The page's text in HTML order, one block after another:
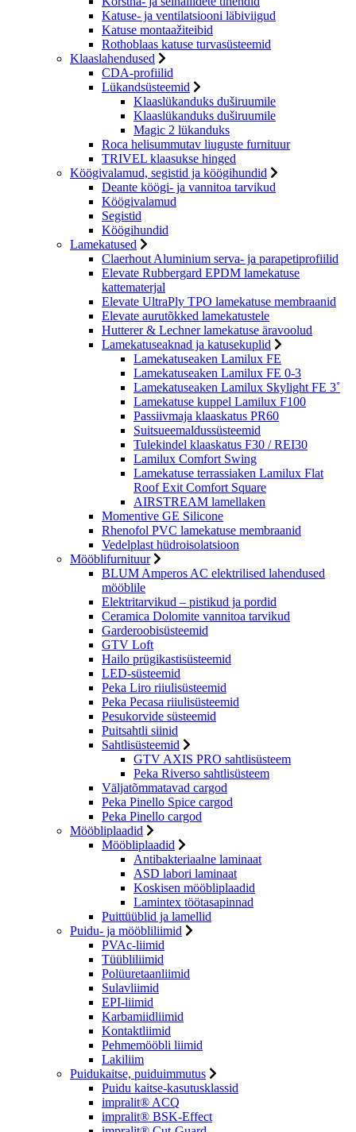
Katuse- ja ventilatsiooni läbiviigud
Katuse montaažiteibid
Rothoblaas katuse turvasüsteemid
Klaaslahendused
CDA-profiilid
Lükandsüsteemid
Klaaslükanduks duširuumile
Klaaslükanduks duširuumile
Magic 2 lükanduks
Roca helisummutav liuguste furnituur
TRIVEL klaasukse hinged
Köögivalamud, segistid ja köögihundid
Deante köögi- ja vannitoa tarvikud
Köögivalamud
Segistid
Köögihundid
Lamekatused
Claerhout Aluminium serva- ja parapetiprofiilid
Elevate Rubbergard EPDM lamekatuse
kattematerjal
Elevate UltraPly TPO lamekatuse membraanid
Elevate aurutõkked lamekatustele
Hutterer & Lechner lamekatuse äravoolud
Lamekatuseaknad ja katusekuplid
Lamekatuseaken Lamilux FE
Lamekatuseaken Lamilux FE 0-3
Lamekatuseaken Lamilux Skylight FE 3˚
Lamekatuse kuppel Lamilux F100
Passiivmaja klaaskatus PR60
Suitsueemaldussüsteemid
Tulekindel klaaskatus F30 / REI30
Lamilux Comfort Swing
Lamekatuse terrassiaken Lamilux Flat
Roof Exit Comfort Square
AIRSTREAM lamellaken
Momentive GE Silicone
Rhenofol PVC lamekatuse membraanid
Vedelplast hüdroisolatsioon
Mööblifurnituur
BLUM Amperos AC elektrilised lahendused
mööblile
Elektritarvikud – pistikud ja pordid
Ceramica Dolomite vannitoa tarvikud
Garderoobisüsteemid
GTV Loft
Hailo prügikastisüsteemid
LED-süsteemid
Peka Liro riiulisüsteemid
Peka Pecasa riiulisüsteemid
Pesukorvide süsteemid
Puitsahtli siinid
Sahtlisüsteemid
GTV AXIS PRO sahtlisüsteem
Peka Riverso sahtlisüsteem
Väljatõmmatavad cargod
Peka Pinello Spice cargod
Peka Pinello cargod
Mööbliplaadid
Mööbliplaadid
Antibakteriaalne laminaat
ASD labori laminaat
Koskisen mööbliplaadid
Lamintex töötasapinnad
Puittüüblid ja lamellid
Puidu- ja mööbliliimid
PVAc-liimid
Tüübliliimid
Polüuretaanliimid
Sulavliimid
EPI-liimid
Karbamiidliimid
Kontaktliimid
Pehmemööbli liimid
Lakiliim
Puidukaitse, puiduimmutus
Puidu kaitse-kasutusklassid
impralit® ACQ
impralit® BSK-Effect